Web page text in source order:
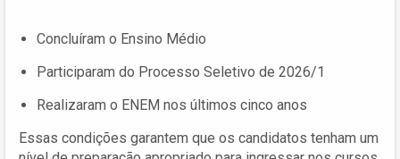
Concluíram o Ensino Médio
Participaram do Processo Seletivo de 2026/1
Realizaram o ENEM nos últimos cinco anos
Essas condições garantem que os candidatos tenham um